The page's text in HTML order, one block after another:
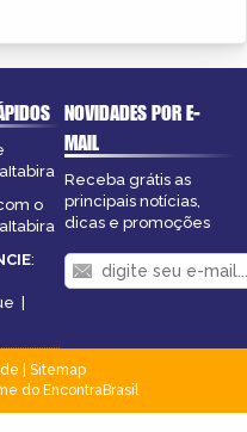
o
:
|
NOVIDADES POR E-
MAIL
Receba grátis as
principais notícias,
dicas e promoções
Sitemap
do EncontraBrasil